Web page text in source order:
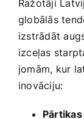
Ražotāji
globālās
‍izstrādāt
izceļas
jomām, ⁤kur
inovāciju: